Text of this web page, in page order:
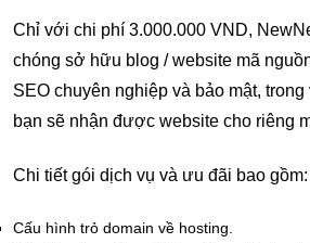
Chỉ với chi phí 3.000.000 VND,
chóng sở hữu blog / website mã
SEO chuyên nghiệp và bảo mật,
bạn sẽ nhận được website cho riêng
Chi tiết gói dịch vụ và ưu đãi bao gồm:
Cấu hình trỏ domain về hosting.